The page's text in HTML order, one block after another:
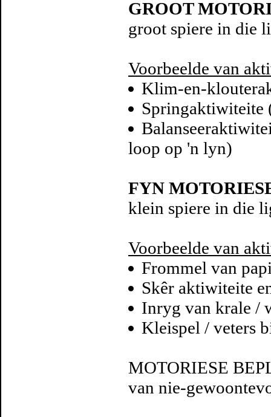
GROOT
groot spiere in die
Voorbeelde van
Klim-en-
Springaktiwiteite
loop op 'n lyn)
FYN
klein spiere in die
Voorbeelde van
Frommel van
Skêr aktiwiteite
Inryg van krale /
Kleispel / veters
MOTORIESE
van nie-